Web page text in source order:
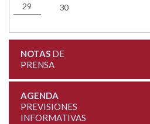
29 30
NOTASDE
PRENSA
AGENDA
PREVISIONES
INFORMATIVAS